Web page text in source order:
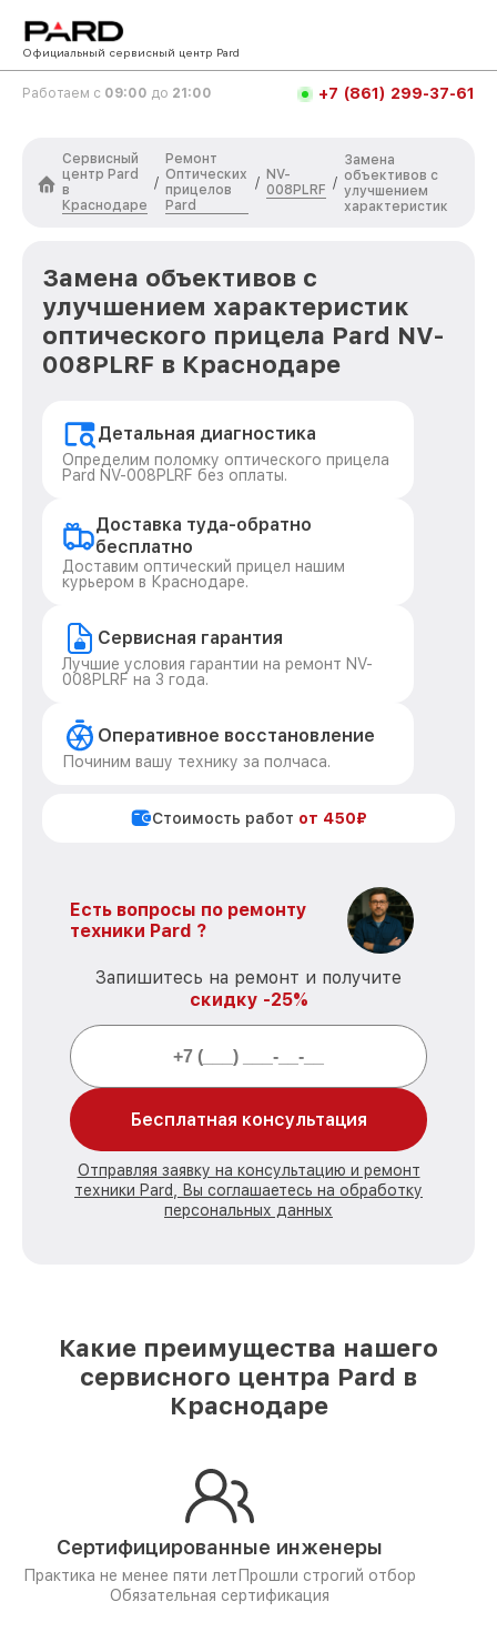
Официальный сервисный центр Pard
Работаем с 09:00 до 21:00 +7 (861) 299-37-61
Сервисный
центр Pard
в
Краснодаре
/
Ремонт
Оптических
прицелов
Pard
/
NV-
008PLRF /
Замена
объективов с
улучшением
характеристик
Замена объективов с
улучшением характеристик
оптического прицела Pard NV-
008PLRF в Краснодаре
Детальная диагностика
Определим поломку оптического прицела
Pard NV-008PLRF без оплаты.
Доставка туда-обратно
бесплатно
Доставим оптический прицел нашим
курьером в Краснодаре.
Сервисная гарантия
Лучшие условия гарантии на ремонт NV-
008PLRF на 3 года.
Оперативное восстановление
Починим вашу технику за полчаса.
Стоимость работ от 450₽
Есть вопросы по ремонту
техники Pard ?
Запишитесь на ремонт и получите
скидку -25%
Бесплатная консультация
Отправляя заявку на консультацию и ремонт
техники Pard, Вы соглашаетесь на обработку
персональных данных
Какие преимущества нашего
сервисного центра Pard в
Краснодаре
Сертифицированные инженеры
Практика не менее пяти лет Прошли строгий отбор
Обязательная сертификация